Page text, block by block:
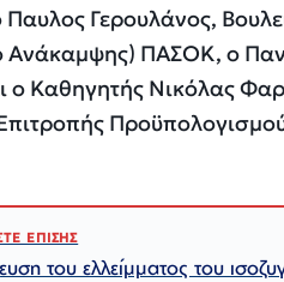
Παυλος Γερουλάνος,
Ανάκαμψης) ΠΑΣΟΚ, ο
ο Καθηγητής Νικόλας
ΕΠΙΣΗΣ
του ελλείμματος του